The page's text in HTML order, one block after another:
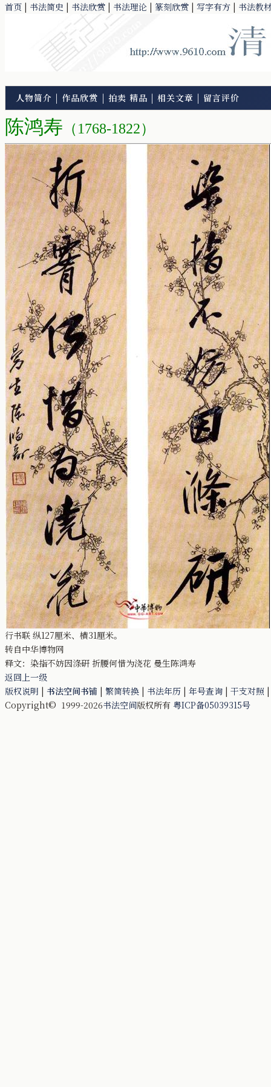
首页 | 书法简史 | 书法欣赏 | 书法理论 | 篆刻欣赏 | 写字有方 | 书法教
人物简介 | 作品欣赏 | 拍卖 精品 | 相关文章 | 留言评价
陈鸿寿 （1768-1822）
行书联 纵127厘米、横31厘米。
转自中华博物网
释文：染指不妨因涤研 折腰何惜为浇花 曼生陈鸿寿
返回上一级
版权说明 | 书法空间书铺 | 繁简转换 | 书法年历 | 年号查询 | 干支对照
Copyright© 1999-2026书法空间版权所有 粤ICP备05039315号